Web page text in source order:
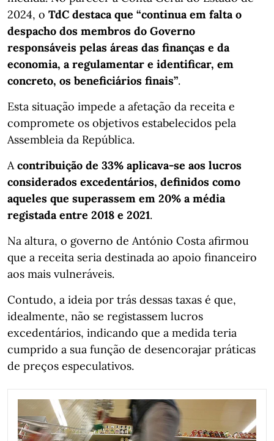
2024, o TdC destaca que “continua em falta o
despacho dos membros do Governo
responsáveis pelas áreas das finanças e da
economia, a regulamentar e identificar, em
concreto, os beneficiários finais”.
Esta situação impede a afetação da receita e
compromete os objetivos estabelecidos pela
Assembleia da República.
A contribuição de 33% aplicava-se aos lucros
considerados excedentários, definidos como
aqueles que superassem em 20% a média
registada entre 2018 e 2021.
Na altura, o governo de António Costa afirmou
que a receita seria destinada ao apoio financeiro
aos mais vulneráveis.
Contudo, a ideia por trás dessas taxas é que,
idealmente, não se registassem lucros
excedentários, indicando que a medida teria
cumprido a sua função de desencorajar práticas
de preços especulativos.